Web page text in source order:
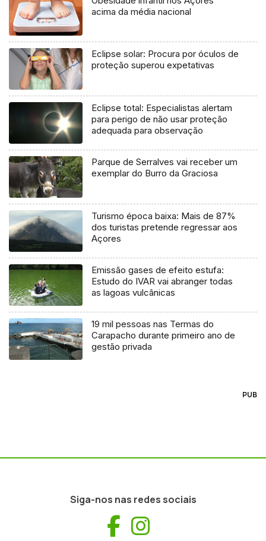
acima da média nacional
Eclipse solar: Procura por óculos de
proteção superou expetativas
Eclipse total: Especialistas alertam
para perigo de não usar proteção
adequada para observação
Parque de Serralves vai receber um
exemplar do Burro da Graciosa
Turismo época baixa: Mais de 87%
dos turistas pretende regressar aos
Açores
Emissão gases de efeito estufa:
Estudo do IVAR vai abranger todas
as lagoas vulcânicas
19 mil pessoas nas Termas do
Carapacho durante primeiro ano de
gestão privada
PUB
Siga-nos nas redes sociais
Facebook